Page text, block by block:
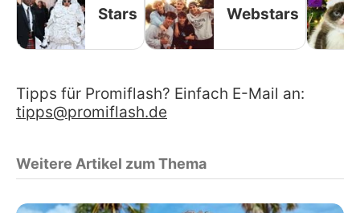
Stars Webstars
Tipps für Promiflash? Einfach E-Mail an:
tipps@promiflash.de
Weitere Artikel zum Thema